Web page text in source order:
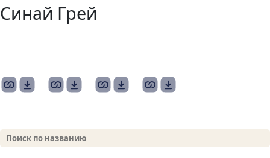
Синай Грей
1417-
2400х1650x20.jpg
1418-
2400х1650x20.jpg
1419-
2400х1650x20.jpg
1420-
2400х1650x20.jpg